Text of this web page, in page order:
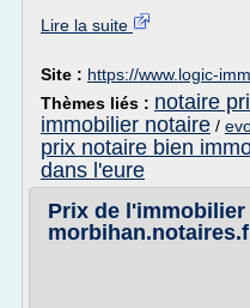
Lire la suite
Site : https://www.logic-
Thèmes liés : notaire
immobilier notaire /
prix notaire bien
dans l'eure
Prix de l'immobilier